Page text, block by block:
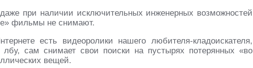
при наличии исключительных инженерных возможностей
фильмы не снимают.
есть видеоролики нашего любителя-кладоискателя,
лбу, сам снимает свои поиски на пустырях потерянных «во
вещей.